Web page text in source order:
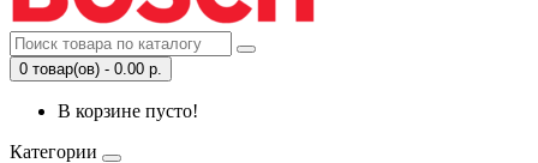
0 товар(ов) - 0.00 р.
В корзине пусто!
Категории